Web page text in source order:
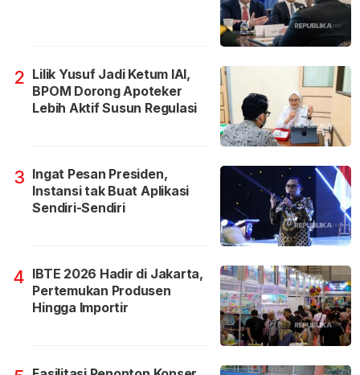
2 Lilik Yusuf Jadi Ketum IAI,
BPOM Dorong Apoteker
Lebih Aktif Susun Regulasi
3 Ingat Pesan Presiden,
Instansi tak Buat Aplikasi
Sendiri-Sendiri
4 IBTE 2026 Hadir di Jakarta,
Pertemukan Produsen
Hingga Importir